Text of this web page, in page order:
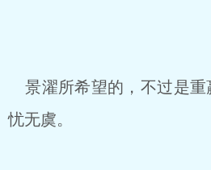
景濯所希望的，不过是重
忧无虞。